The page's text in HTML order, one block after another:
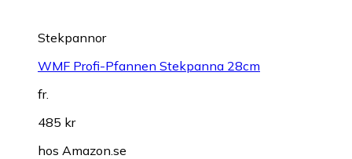
Stekpannor
WMF Profi-Pfannen Stekpanna 28cm
fr.
485 kr
hos Amazon.se